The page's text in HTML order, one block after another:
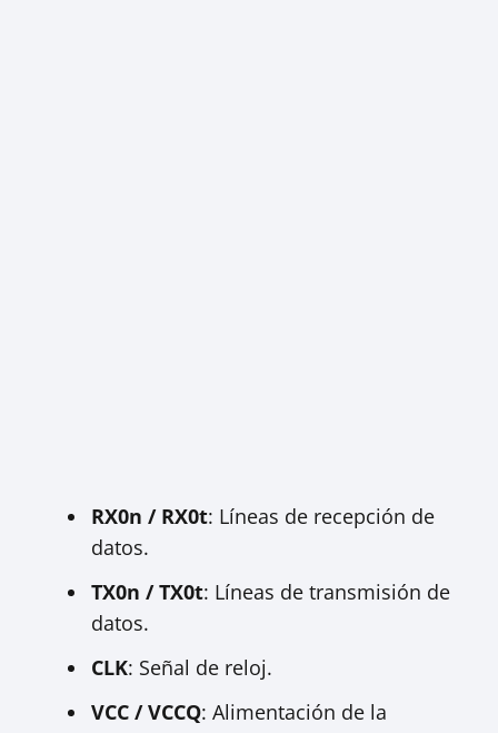
RX0n / RX0t: Líneas de recepción de
datos.
TX0n / TX0t: Líneas de transmisión de
datos.
CLK: Señal de reloj.
VCC / VCCQ: Alimentación de la